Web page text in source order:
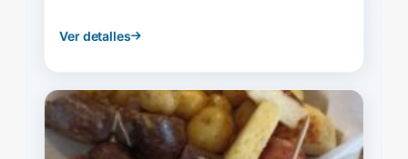
Ver detalles